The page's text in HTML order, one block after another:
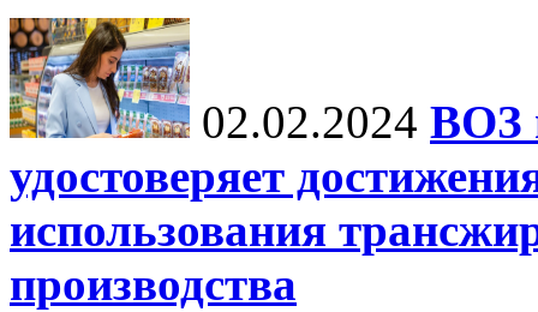
02.02.2024 ВОЗ
удостоверяет
использования
производства